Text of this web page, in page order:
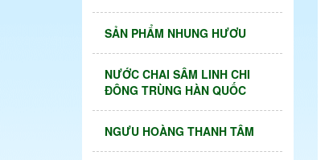
SẢN PHẨM NHUNG HƯƠU
NƯỚC CHAI SÂM LINH CHI
ĐÔNG TRÙNG HÀN QUỐC
NGƯU HOÀNG THANH TÂM